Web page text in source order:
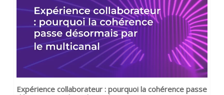
Expérience collaborateur : pourquoi la cohérence passe